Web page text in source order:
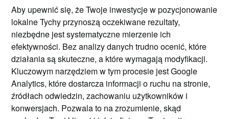
Aby upewnić się, że Twoje inwestycje w pozycjonowanie
lokalne Tychy przynoszą oczekiwane rezultaty,
niezbędne jest systematyczne mierzenie ich
efektywności. Bez analizy danych trudno ocenić, które
działania są skuteczne, a które wymagają modyfikacji.
Kluczowym narzędziem w tym procesie jest Google
Analytics, które dostarcza informacji o ruchu na stronie,
źródłach odwiedzin, zachowaniu użytkowników i
konwersjach. Pozwala to na zrozumienie, skąd